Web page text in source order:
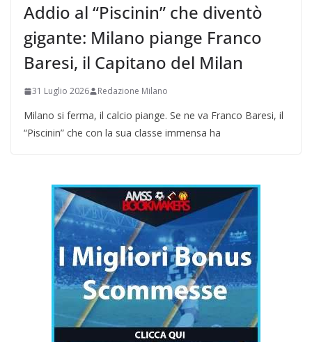
Addio al “Piscinin” che diventò
gigante: Milano piange Franco
Baresi, il Capitano del Milan
31 Luglio 2026 Redazione Milano
Milano si ferma, il calcio piange. Se ne va Franco Baresi, il
“Piscinin” che con la sua classe immensa ha